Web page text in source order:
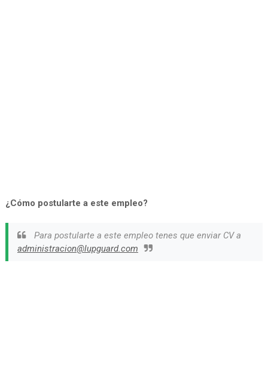
¿Cómo postularte a este empleo?
Para postularte a este empleo tenes que enviar CV a
administracion@lupguard.com